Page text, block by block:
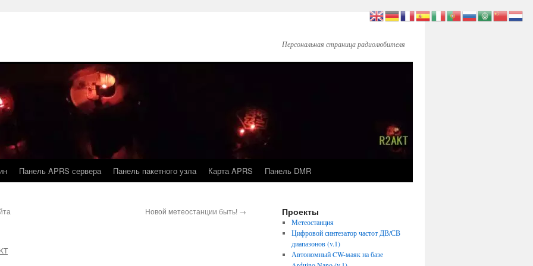
Персональная страница радиолюбителя
Панель APRS сервера Панель пакетного узла Карта APRS Панель DMR
Новой метеостанции быть! → Проекты
Метеостанция
Цифровой синтезатор частот ДВ/СВ
диапазонов (v.1)
Автономный CW-маяк на базе